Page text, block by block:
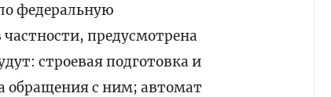
федеральную
предусмотрена
строевая подготовка и
обращения с ним; автомат